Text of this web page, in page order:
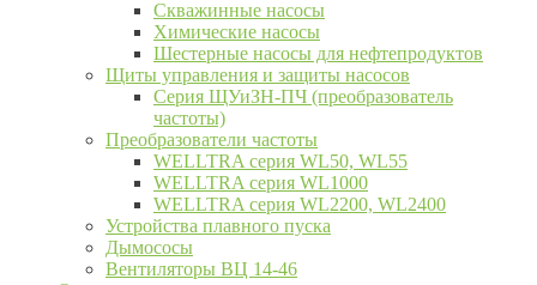
Скважинные насосы
Химические насосы
Шестерные насосы для нефтепродуктов
Щиты управления и защиты насосов
Серия ЩУиЗН-ПЧ (преобразователь
частоты)
Преобразователи частоты
WELLTRA cерия WL50, WL55
WELLTRA cерия WL1000
WELLTRA серия WL2200, WL2400
Устройства плавного пуска
Дымососы
Вентиляторы ВЦ 14-46